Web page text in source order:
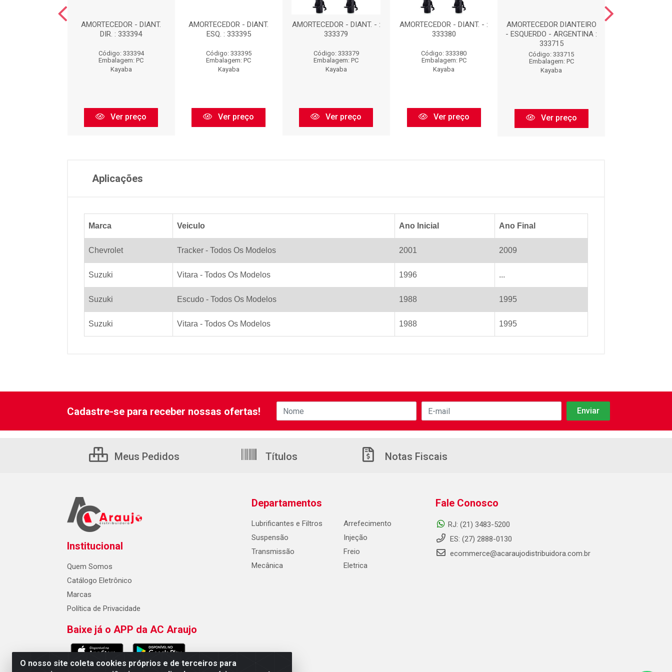
AMORTECEDOR - DIANT.
DIR. : 333394
Código: 333394
Embalagem: PC
Kayaba
Ver preço
AMORTECEDOR - DIANT.
ESQ. : 333395
Código: 333395
Embalagem: PC
Kayaba
Ver preço
AMORTECEDOR - DIANT. - :
333379
Código: 333379
Embalagem: PC
Kayaba
Ver preço
AMORTECEDOR - DIANT. - :
333380
Código: 333380
Embalagem: PC
Kayaba
Ver preço
AMORTECEDOR DIANTEIRO
- ESQUERDO - ARGENTINA :
333715
Código: 333715
Embalagem: PC
Kayaba
Ver preço
Aplicações
Marca Veiculo Ano Inicial Ano Final
Chevrolet Tracker - Todos Os Modelos 2001 2009
Suzuki Vitara - Todos Os Modelos 1996 ...
Suzuki Escudo - Todos Os Modelos 1988 1995
Suzuki Vitara - Todos Os Modelos 1988 1995
O nosso site coleta cookies próprios e de terceiros para
Cadastre-se para receber nossas ofertas!
Meus Pedidos Títulos Notas Fiscais
Institucional
Quem Somos
Catálogo Eletrônico
Marcas
Política de Privacidade
Baixe já o APP da AC Araujo
Departamentos
Lubrificantes e Filtros
Suspensão
Transmissão
Mecânica
Arrefecimento
Injeção
Freio
Eletrica
Fale Conosco
RJ: (21) 3483-5200
ES: (27) 2888-0130
ecommerce@acaraujodistribuidora.com.br